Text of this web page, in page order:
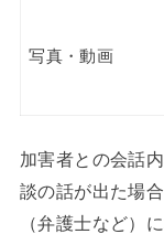
写真・動画
加害者との会話
談の話が出た場
（弁護士など）